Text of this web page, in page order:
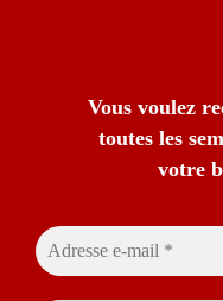
Vous voulez
toutes les
votre